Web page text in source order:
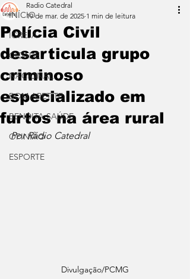
INÍCIO
IGREJA
CIDADE
NACIONAL
BOM APETITE
BENDITA SAÚDE
OPINIÃO
ESPORTE
Polícia Civil
desarticula grupo
criminoso
especializado em
furtos na área rural
Radio Catedral
19 de mar. de 2025 1 min de leitura
Por Rádio Catedral
Divulgação/PCMG